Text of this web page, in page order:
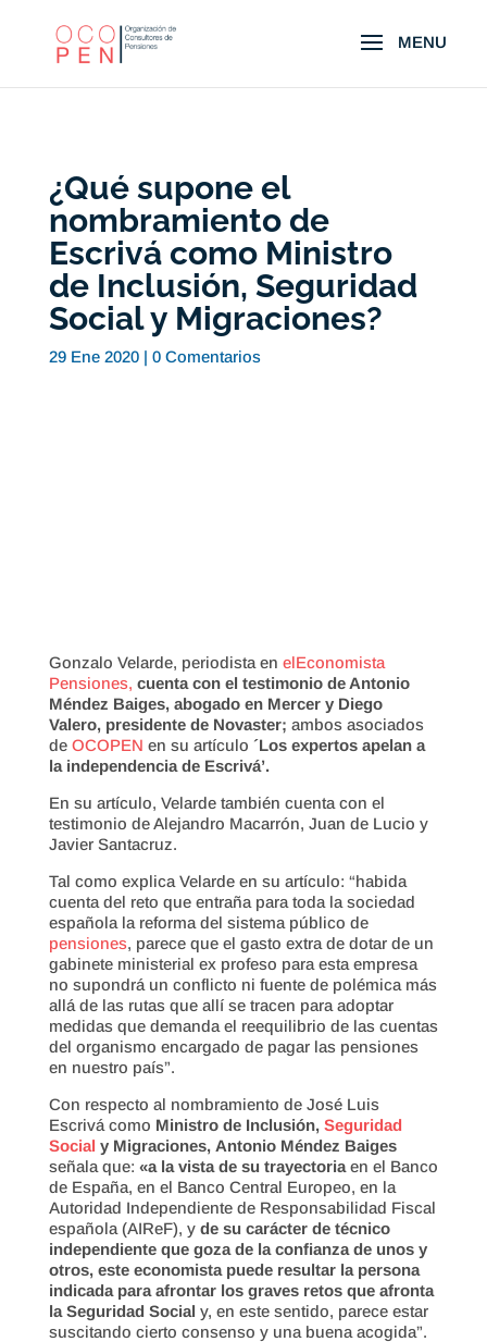
¿Qué supone el
nombramiento de
Escrivá como Ministro
de Inclusión, Seguridad
Social y Migraciones?
29 Ene 2020| 0 Comentarios
Gonzalo Velarde, periodista en elEconomista
Pensiones, cuenta con el testimonio de Antonio
Méndez Baiges, abogado en Mercer y Diego
Valero, presidente de Novaster; ambos asociados
de OCOPEN en su artículo ´Los expertos apelan a
la independencia de Escrivá’.
En su artículo, Velarde también cuenta con el
testimonio de Alejandro Macarrón, Juan de Lucio y
Javier Santacruz.
Tal como explica Velarde en su artículo: “habida
cuenta del reto que entraña para toda la sociedad
española la reforma del sistema público de
pensiones, parece que el gasto extra de dotar de un
gabinete ministerial ex profeso para esta empresa
no supondrá un conflicto ni fuente de polémica más
allá de las rutas que allí se tracen para adoptar
medidas que demanda el reequilibrio de las cuentas
del organismo encargado de pagar las pensiones
en nuestro país”.
Con respecto al nombramiento de José Luis
Escrivá como Ministro de Inclusión, Seguridad
Social y Migraciones, Antonio Méndez Baiges
señala que: «a la vista de su trayectoriaen el Banco
de España, en el Banco Central Europeo, en la
Autoridad Independiente de Responsabilidad Fiscal
española (AIReF), y de su carácter de técnico
independiente que goza de la confianza de unos y
otros, este economista puede resultar la persona
indicada para afrontar los graves retos que afronta
la Seguridad Social y, en este sentido, parece estar
suscitando cierto consenso y una buena acogida”.